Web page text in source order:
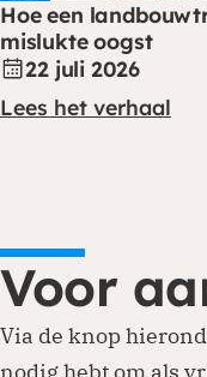
Hoe een
mislukte oogst
22 juli 2026
Lees het verhaal
Voor
Via de knop